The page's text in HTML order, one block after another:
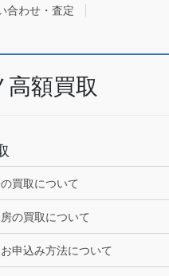
合わせ・査定
高額買取
買取について
の買取について
申込み方法について